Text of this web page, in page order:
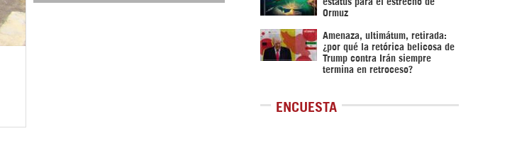
Ormuz
Amenaza, ultimátum, retirada:
¿por qué la retórica belicosa de
Trump contra Irán siempre
termina en retroceso?
ENCUESTA